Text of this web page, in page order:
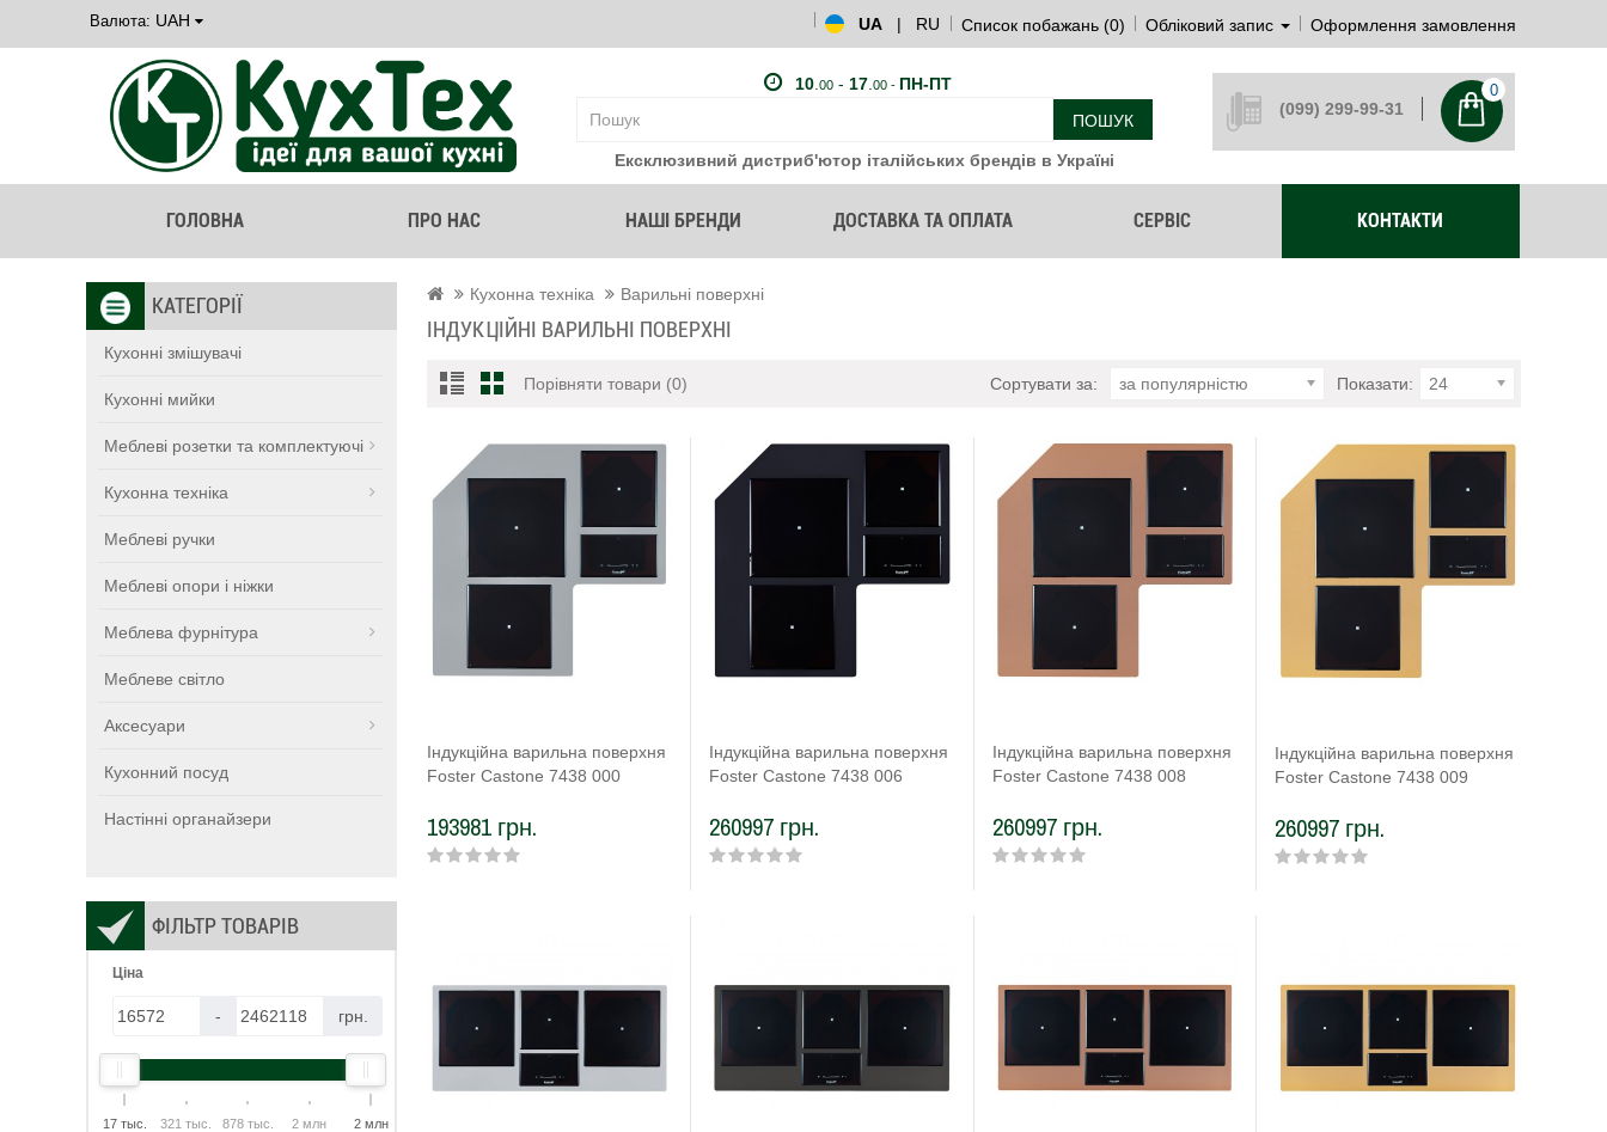
Валюта: UAH UA | RU Список побажань (0) Обліковий запис Оформлення замовлення
10. 00- 17. 00 - ПН-ПТ
ПОШУК
Ексклюзивний дистриб'ютор італійських брендів в Україні
(099) 299-99-31
0
ГОЛОВНА ПРО НАС НАШІ БРЕНДИ ДОСТАВКА ТА ОПЛАТА СЕРВІС КОНТАКТИ
КАТЕГОРІЇ
Кухонні змішувачі
Кухонні мийки
Меблеві розетки та комплектуючі
Кухонна техніка
Меблеві ручки
Меблеві опори і ніжки
Меблева фурнітура
Меблеве світло
Аксесуари
Кухонний посуд
Настінні органайзери
ФІЛЬТР ТОВАРІВ
Ціна
- грн.
17 тыс. 321 тыс. 878 тыс. 2 млн 2 млн
Кухонна техніка Варильні поверхні
ІНДУКЦІЙНІ ВАРИЛЬНІ ПОВЕРХНІ
Порівняти товари (0) Сортувати за: за популярністю Показати: 24
Індукційна варильна поверхня
Foster Castone 7438 000
193981 грн.
Індукційна варильна поверхня
Foster Castone 7438 006
260997 грн.
Індукційна варильна поверхня
Foster Castone 7438 008
260997 грн.
Індукційна варильна поверхня
Foster Castone 7438 009
260997 грн.